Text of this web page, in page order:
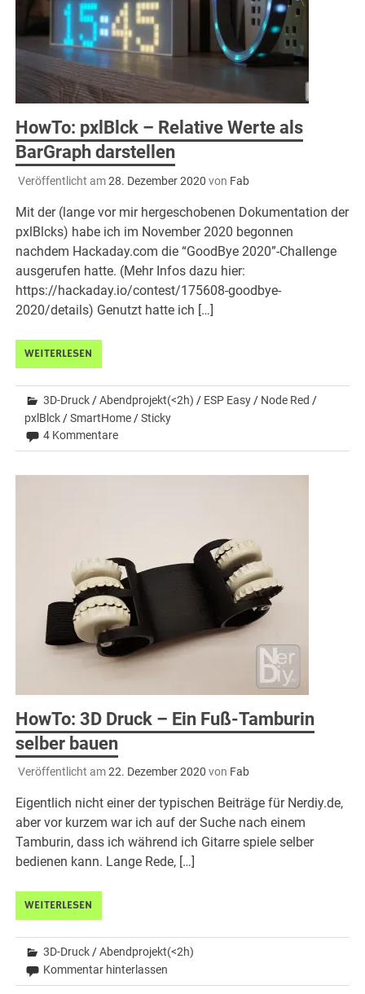
HowTo: pxlBlck – Relative Werte als
BarGraph darstellen
Veröffentlicht am28. Dezember 2020 von Fab
Mit der (lange vor mir hergeschobenen Dokumentation der
pxlBlcks) habe ich im November 2020 begonnen
nachdem Hackaday.com die “GoodBye 2020”-Challenge
ausgerufen hatte. (Mehr Infos dazu hier:
https://hackaday.io/contest/175608-goodbye-
2020/details) Genutzt hatte ich […]
WEITERLESEN
3D-Druck /Abendprojekt(<2h) / ESP Easy / Node Red /
pxlBlck /SmartHome /Sticky
4 Kommentare
HowTo: 3D Druck – Ein Fuß-Tamburin
selber bauen
Veröffentlicht am22. Dezember 2020 von Fab
Eigentlich nicht einer der typischen Beiträge für Nerdiy.de,
aber vor kurzem war ich auf der Suche nach einem
Tamburin, dass ich während ich Gitarre spiele selber
bedienen kann. Lange Rede, […]
WEITERLESEN
3D-Druck/Abendprojekt(<2h)
Kommentar hinterlassen